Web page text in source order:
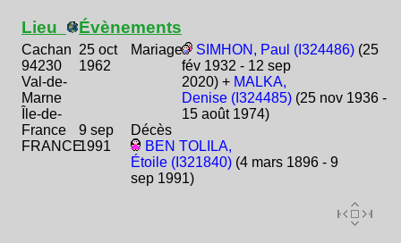
Lieu
Cachan
94230
Val-de-
Marne
Île-de-
France
FRANCE
Évènements
25 oct
1962
Mariage SIMHON, Paul (I324486) (25
fév 1932 - 12 sep
2020) + MALKA,
Denise (I324485) (25 nov 1936 -
15 août 1974)
9 sep
1991
Décès
BEN TOLILA,
Étoile (I321840)(4 mars 1896 - 9
sep 1991)